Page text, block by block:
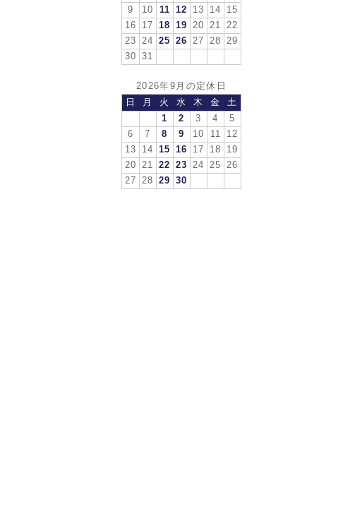
9
10 11 12 13 14
15
16
17 18 19 20 21
22
23
24 25 26 27 28
29
30
31
2026年9月の定休日
日
月 火 水 木 金
土
1
2 3 4
5
6
7 8 9 10 11
12
13
14 15 16 17 18
19
20
21 22 23 24 25
26
27
28 29 30